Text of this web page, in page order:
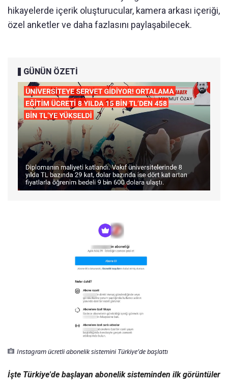
hikayelerde içerik oluşturucular, kamera arkası içeriği,
özel anketler ve daha fazlasını paylaşabilecek.
GÜNÜN ÖZETİ
Instagram ücretli abonelik sistemini Türkiye’de başlattı
İşte Türkiye'de başlayan abonelik sisteminden ilk görüntüler